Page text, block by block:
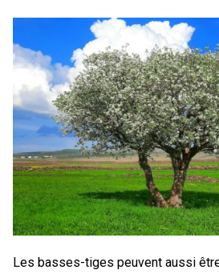
Les basses-tiges peuvent aussi